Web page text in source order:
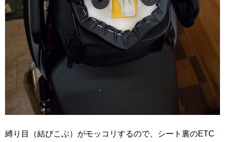
縛り目（結びこぶ）がモッコリするので、シート裏のETC